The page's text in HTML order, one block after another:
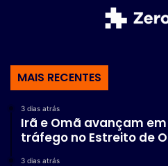
MAIS RECENTES
3 dias atrás
Irã e Omã avançam
tráfego no Estreito de
3 dias atrás